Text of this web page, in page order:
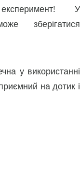
У
зберігатися
у використанні
на дотик і